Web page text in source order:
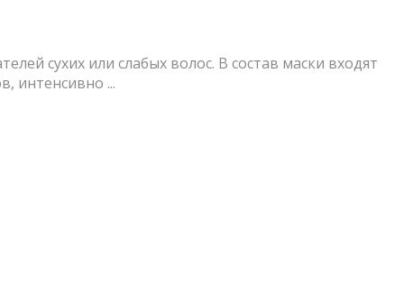
сухих или слабых волос. В состав маски входят
интенсивно ...